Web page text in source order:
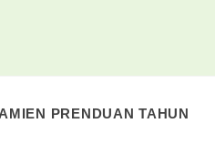
PRENDUAN TAHUN